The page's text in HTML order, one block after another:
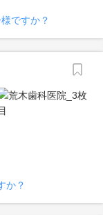
ですか？
か？